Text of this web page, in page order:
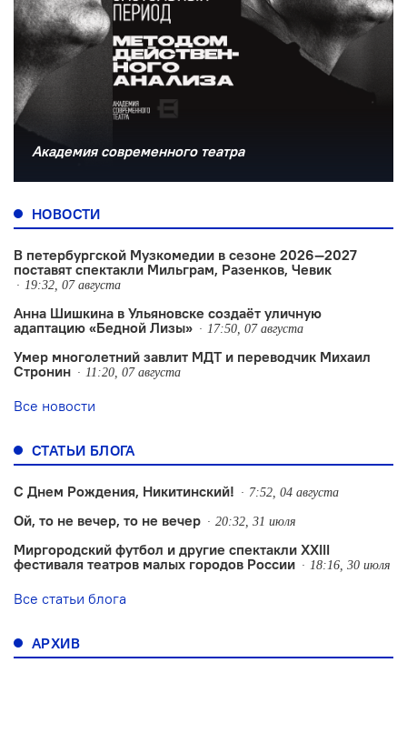
Академия современного театра
НОВОСТИ
В петербургской Музкомедии в сезоне 2026—2027
поставят спектакли Мильграм, Разенков, Чевик
19:32, 07 августа
Анна Шишкина в Ульяновске создаëт уличную
адаптацию «Бедной Лизы»
17:50, 07 августа
Умер многолетний завлит МДТ и переводчик Михаил
Стронин
11:20, 07 августа
Все новости
СТАТЬИ БЛОГА
С Днем Рождения, Никитинский! 7:52, 04 августа
Ой, то не вечер, то не вечер 20:32, 31 июля
Миргородский футбол и другие спектакли XXIII
фестиваля театров малых городов России
18:16, 30 июля
Все статьи блога
АРХИВ